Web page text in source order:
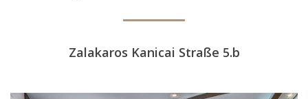
Zalakaros Kanicai Straße 5.b